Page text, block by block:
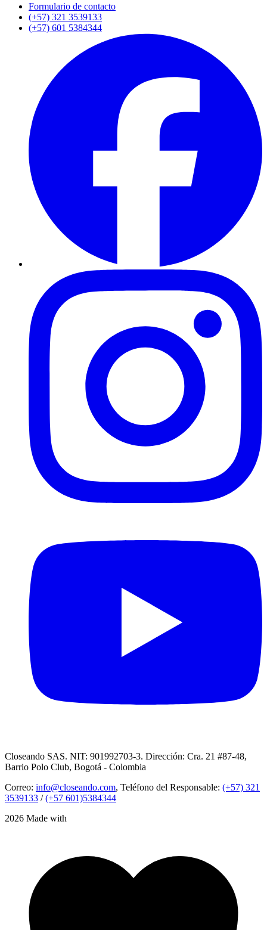
Formulario de contacto
(+57) 321 3539133
(+57) 601 5384344
Closeando SAS. NIT: 901992703-3. Dirección: Cra. 21 #87-48,
Barrio Polo Club, Bogotá - Colombia
Correo: info@closeando.com, Teléfono del Responsable: (+57) 321
3539133 /(+57 601)5384344
2026 Made with